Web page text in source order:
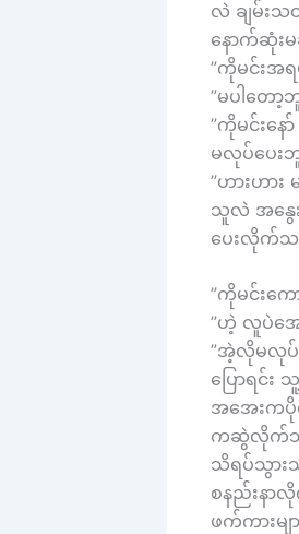
လဲ ချမ်း
နောက်ဆုံး
”ကိုမင်းအ
”မပါတေ
”ကိုမင်းနေ
မလုပ်ပေးဘူ
”ဟားဟား
သူလဲ အနွေ
ပေးလိုက်
”ကိုမင်းကေ
”ဟဲ့ လူပဲအေ
”အဲ့လိုမလုပ်
ပြောရင်
အအေးက
ကဆွဲလိုက်သူ့
သိရပ်သွာ
စနည်းနာ
ဖက်ကားမ